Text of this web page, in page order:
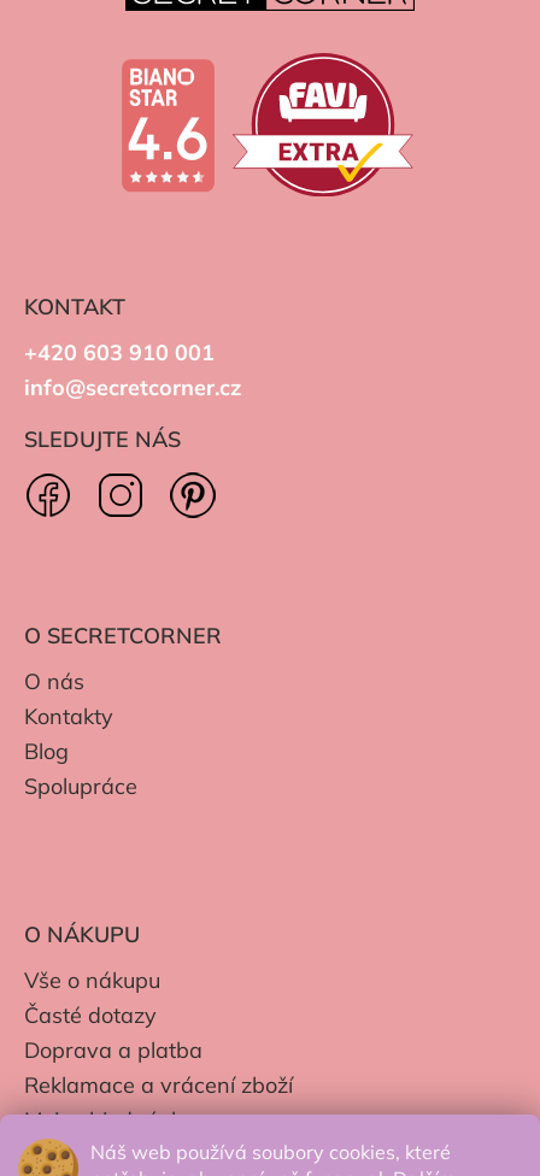
Náš web používá soubory cookies, které
KONTAKT
+420 603 910 001
info@secretcorner.cz
SLEDUJTE NÁS
O SECRETCORNER
O nás
Kontakty
Blog
Spolupráce
O NÁKUPU
Vše o nákupu
Časté dotazy
Doprava a platba
Reklamace a vrácení zboží
Moje objednávky
Obchodní podmínky